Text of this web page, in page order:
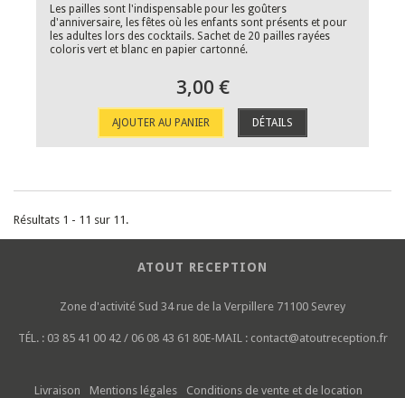
Les pailles sont l'indispensable pour les goûters
d'anniversaire, les fêtes où les enfants sont présents et pour
les adultes lors des cocktails. Sachet de 20 pailles rayées
coloris vert et blanc en papier cartonné.
3,00 €
AJOUTER AU PANIER DÉTAILS
Résultats 1 - 11 sur 11.
ATOUT RECEPTION
Zone d'activité Sud 34 rue de la Verpillere 71100 Sevrey
TÉL. : 03 85 41 00 42 / 06 08 43 61 80E-MAIL : contact@atoutreception.fr
Livraison Mentions légales
Conditions de vente et de location